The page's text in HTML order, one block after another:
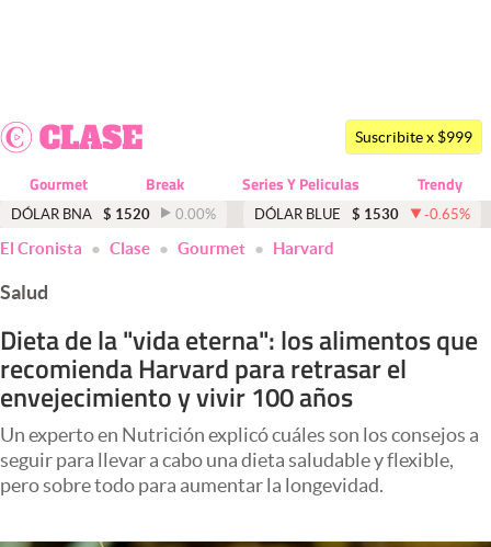
Dólar
Economía y Política
Finanzas y Mercados
Negocios
Columnistas
Apertura
Suscribite x $999
Gourmet Break Series Y Peliculas Trendy
DÓLAR BNA $ 1520 0.00% DÓLAR BLUE $ 1530 -0.65%
El Cronista Clase Gourmet Harvard
Salud
Dieta de la "vida eterna": los alimentos que
recomienda Harvard para retrasar el
envejecimiento y vivir 100 años
Un experto en Nutrición explicó cuáles son los consejos a
seguir para llevar a cabo una dieta saludable y flexible,
pero sobre todo para aumentar la longevidad.